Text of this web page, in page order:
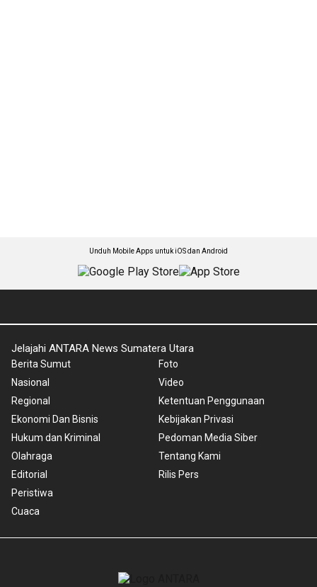
Unduh Mobile Apps untuk iOS dan Android
Jelajahi ANTARA News Sumatera Utara
Berita Sumut
Nasional
Regional
Ekonomi Dan Bisnis
Hukum dan Kriminal
Olahraga
Editorial
Peristiwa
Cuaca
Foto
Video
Ketentuan Penggunaan
Kebijakan Privasi
Pedoman Media Siber
Tentang Kami
Rilis Pers